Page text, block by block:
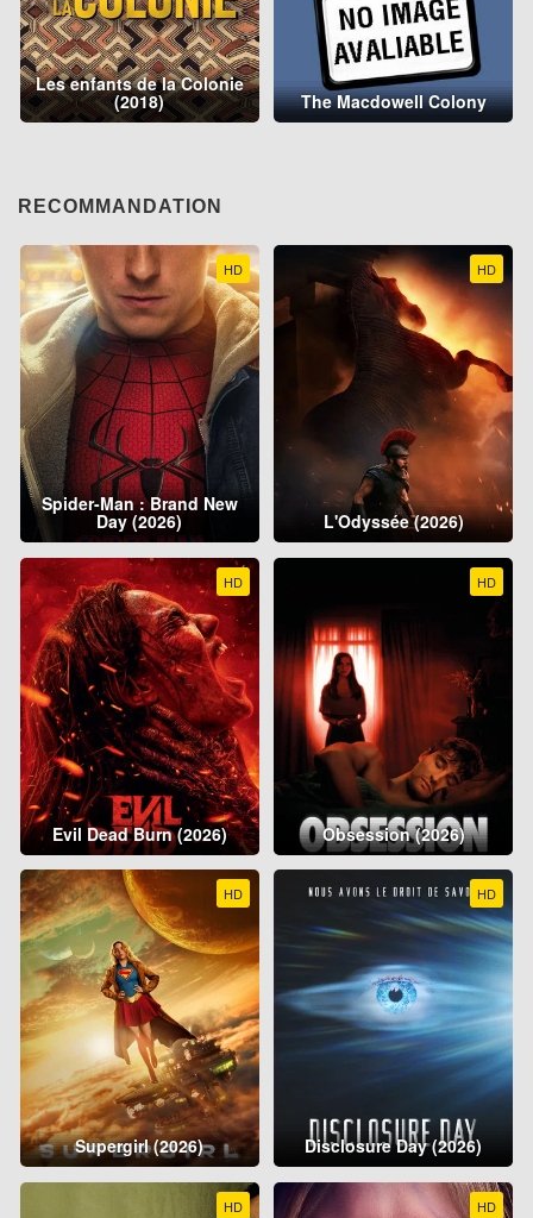
Les enfants de la Colonie
(2018) The Macdowell Colony
RECOMMANDATION
HD
Spider-Man : Brand New
Day (2026)
HD
L'Odyssée (2026)
HD
Evil Dead Burn (2026)
HD
Obsession (2026)
HD
Supergirl (2026)
HD
Disclosure Day (2026)
HD HD